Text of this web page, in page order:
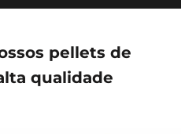
pellets de
qualidade